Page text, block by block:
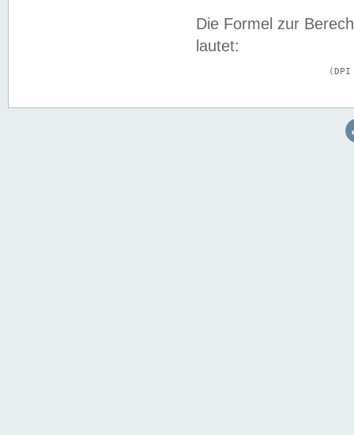
Die Formel zur
lautet: